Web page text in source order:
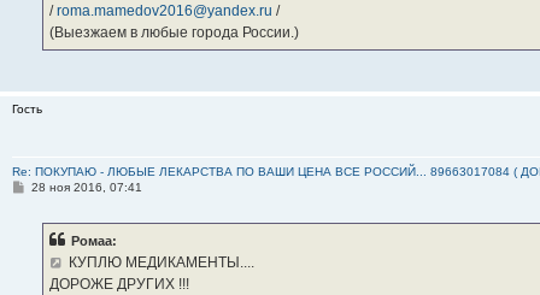
/roma.mamedov2016@yandex.ru /
(Выезжаем в любые города России.)
Гость
Re: ПОКУПАЮ - ЛЮБЫЕ ЛЕКАРСТВА ПО ВАШИ ЦЕНА ВСЕ РОССИЙ... 89663017084 (
С28 ноя 2016, 07:41
Ромаа:
КУПЛЮ МЕДИКАМЕНТЫ....
ДОРОЖЕ ДРУГИХ !!!